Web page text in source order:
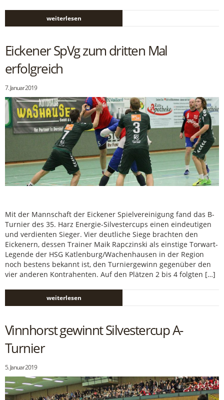
weiterlesen
Eickener SpVg zum dritten Mal
erfolgreich
7. Januar 2019
Mit der Mannschaft der Eickener Spielvereinigung fand das B-
Turnier des 35. Harz Energie-Silvestercups einen eindeutigen
und verdienten Sieger. Vier deutliche Siege brachten den
Eickenern, dessen Trainer Maik Rapczinski als einstige Torwart-
Legende der HSG Katlenburg/Wachenhausen in der Region
noch bestens bekannt ist, den Turniergewinn gegenüber den
vier anderen Kontrahenten. Auf den Plätzen 2 bis 4 folgten […]
weiterlesen
Vinnhorst gewinnt Silvestercup A-
Turnier
5. Januar 2019